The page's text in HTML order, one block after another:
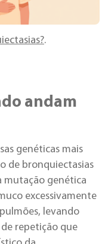
.
andam
genéticas mais
de bronquiectasias
mutação genética
excessivamente
levando
repetição que